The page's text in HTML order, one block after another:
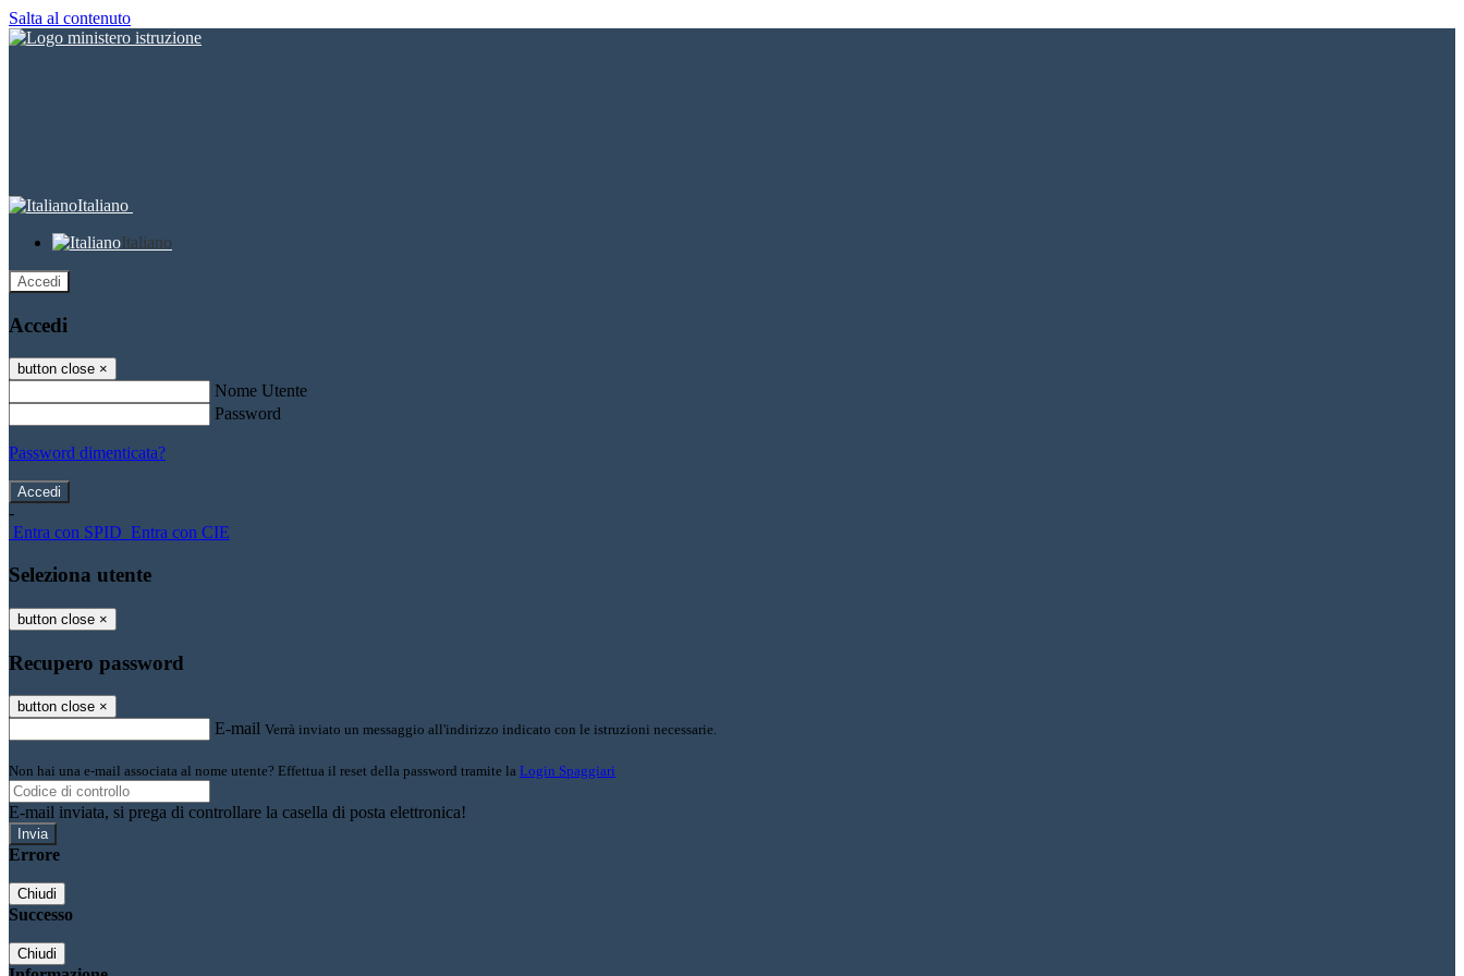
Salta al contenuto
Italiano
Italiano
Accedi
Accedi
button close ×
Nome Utente
Password
Password dimenticata?
-
Entra con SPID Entra con CIE
Seleziona utente
button close ×
Recupero password
button close ×
E-mail Verrà inviato un messaggio all'indirizzo indicato con le istruzioni necessarie.
Non hai una e-mail associata al nome utente? Effettua il reset della password tramite la Login Spaggiari
E-mail inviata, si prega di controllare la casella di posta elettronica!
Errore
Chiudi
Successo
Chiudi